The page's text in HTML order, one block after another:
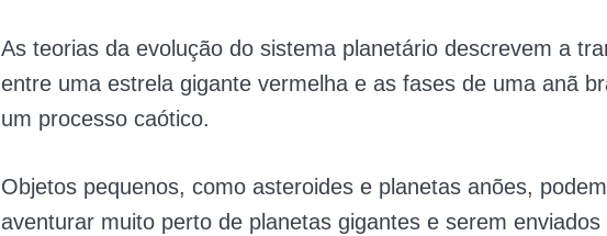
As teorias da evolução do sistema planetário descrevem a
entre uma estrela gigante vermelha e as fases de uma anã
um processo caótico.
Objetos pequenos, como asteroides e planetas anões,
aventurar muito perto de planetas gigantes e serem